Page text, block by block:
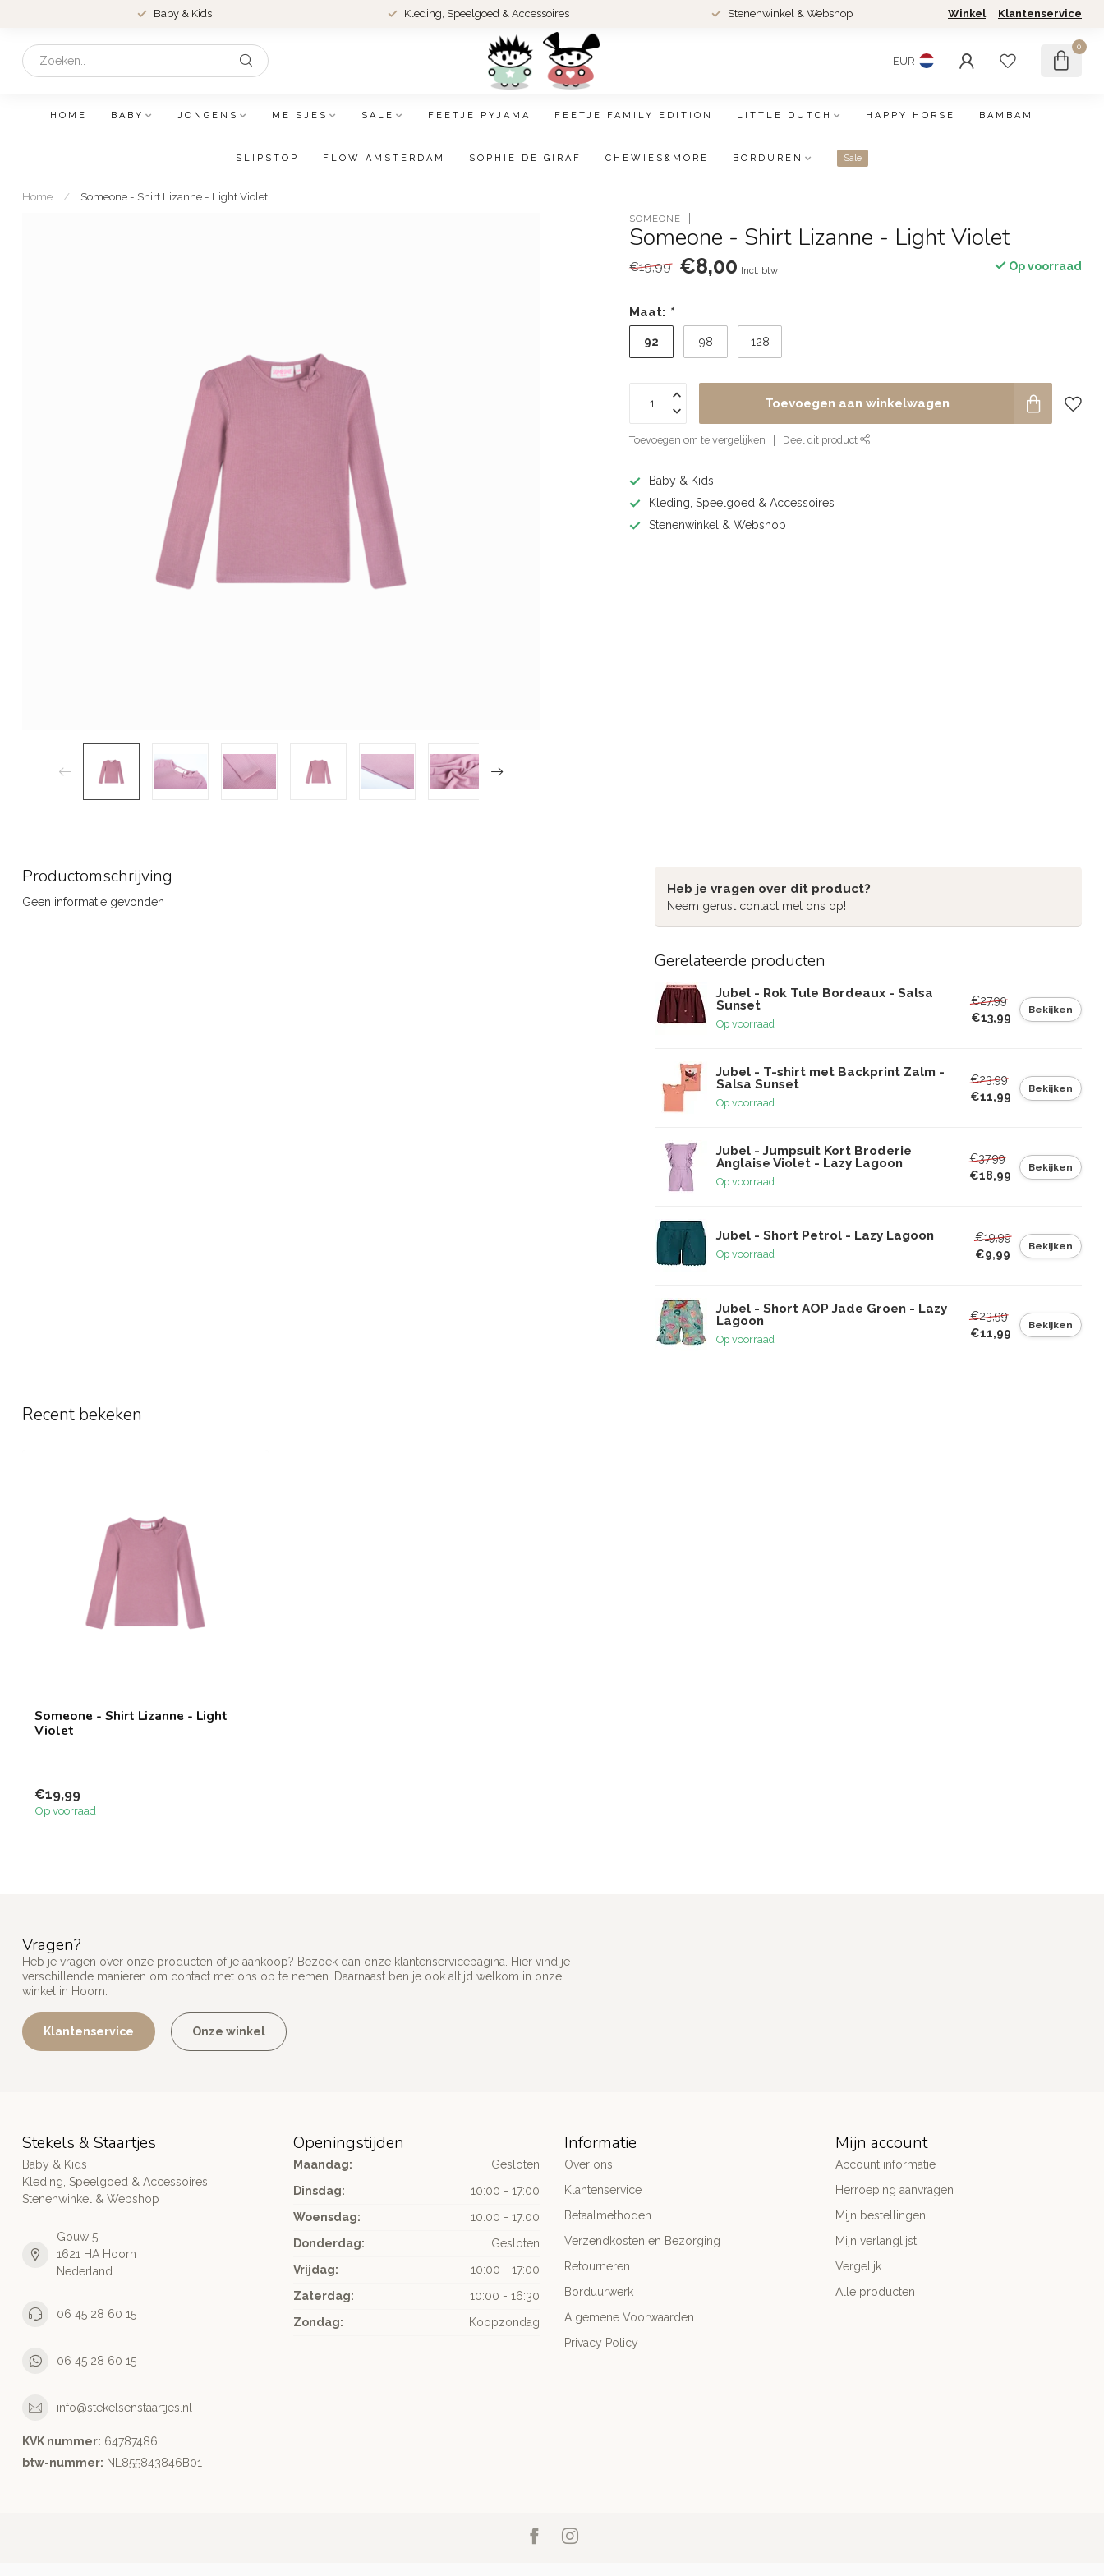
Baby & Kids Kleding, Speelgoed & Accessoires Stenenwinkel & Webshop Winkel Klantenservice
EUR
0
HOME BABY JONGENS MEISJES SALE FEETJE PYJAMA FEETJE FAMILY EDITION LITTLE DUTCH HAPPY HORSE BAMBAM
SLIPSTOP FLOW AMSTERDAM SOPHIE DE GIRAF CHEWIES&MORE BORDUREN Sale
Home / Someone - Shirt Lizanne - Light Violet
SOMEONE
Someone - Shirt Lizanne - Light Violet
€19,99 €8,00 Incl. btw Op voorraad
Maat: *
92 98 128
Toevoegen aan winkelwagen
Toevoegen om te vergelijken Deel dit product
Baby & Kids
Kleding, Speelgoed & Accessoires
Stenenwinkel & Webshop
Productomschrijving
Geen informatie gevonden
Heb je vragen over dit product?
Neem gerust contact met ons op!
Gerelateerde producten
Jubel - Rok Tule Bordeaux - Salsa
Sunset
Op voorraad
€27,99
€13,99
Bekijken
Jubel - T-shirt met Backprint Zalm -
Salsa Sunset
Op voorraad
€23,99
€11,99
Bekijken
Jubel - Jumpsuit Kort Broderie
Anglaise Violet - Lazy Lagoon
Op voorraad
€37,99
€18,99
Bekijken
Jubel - Short Petrol - Lazy Lagoon
Op voorraad
€19,99
€9,99
Bekijken
Jubel - Short AOP Jade Groen - Lazy
Lagoon
Op voorraad
€23,99
€11,99
Bekijken
Recent bekeken
Someone - Shirt Lizanne - Light
Violet
€19,99
Op voorraad
Vragen?
Heb je vragen over onze producten of je aankoop? Bezoek dan onze klantenservicepagina. Hier vind je
verschillende manieren om contact met ons op te nemen. Daarnaast ben je ook altijd welkom in onze
winkel in Hoorn.
Klantenservice Onze winkel
Stekels & Staartjes
Baby & Kids
Kleding, Speelgoed & Accessoires
Stenenwinkel & Webshop
Gouw 5
1621 HA Hoorn
Nederland
06 45 28 60 15
06 45 28 60 15
info@stekelsenstaartjes.nl
KVK nummer: 64787486
btw-nummer: NL855843846B01
Openingstijden
Maandag:
Gesloten
Dinsdag:
10:00 - 17:00
Woensdag:
10:00 - 17:00
Donderdag:
Gesloten
Vrijdag:
10:00 - 17:00
Zaterdag:
10:00 - 16:30
Zondag:
Koopzondag
Informatie
Over ons
Klantenservice
Betaalmethoden
Verzendkosten en Bezorging
Retourneren
Borduurwerk
Algemene Voorwaarden
Privacy Policy
Mijn account
Account informatie
Herroeping aanvragen
Mijn bestellingen
Mijn verlanglijst
Vergelijk
Alle producten